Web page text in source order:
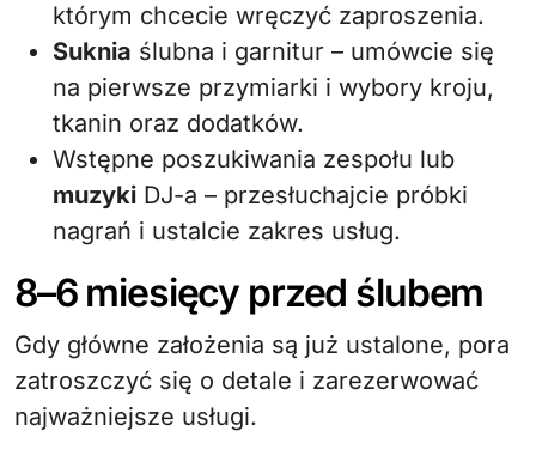
którym chcecie wręczyć zaproszenia.
Suknia ślubna i garnitur – umówcie się
na pierwsze przymiarki i wybory kroju,
tkanin oraz dodatków.
Wstępne poszukiwania zespołu lub
muzyki DJ-a – przesłuchajcie próbki
nagrań i ustalcie zakres usług.
8–6 miesięcy przed ślubem
Gdy główne założenia są już ustalone, pora
zatroszczyć się o detale i zarezerwować
najważniejsze usługi.